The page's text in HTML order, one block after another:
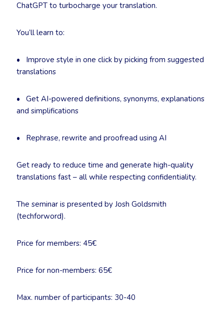
ChatGPT to turbocharge your translation.
You’ll learn to:
• Improve style in one click by picking from suggested
translations
• Get AI-powered definitions, synonyms, explanations
and simplifications
• Rephrase, rewrite and proofread using AI
Get ready to reduce time and generate high-quality
translations fast – all while respecting confidentiality.
The seminar is presented by Josh Goldsmith
(techforword).
Price for members: 45€
Price for non-members: 65€
Max. number of participants: 30-40